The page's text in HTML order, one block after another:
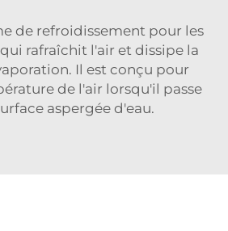
de refroidissement pour les
rafraîchit l'air et dissipe la
Il est conçu pour
de l'air lorsqu'il passe
aspergée d'eau.